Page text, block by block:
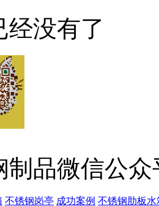
经没有了
制品微信公众
不锈钢岗亭 成功案例 不锈钢肋板水